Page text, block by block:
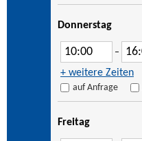
Donnerstag
–
+ weitere Zeiten
auf Anfrage
Freitag